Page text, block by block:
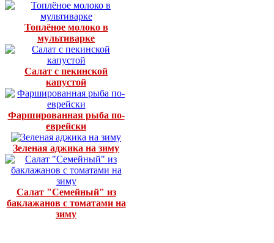
Топлёное молоко в
мультиварке
Салат с пекинской
капустой
Фаршированная рыба по-
еврейски
Зеленая аджика на зиму
Салат "Семейный" из
баклажанов с томатами на
зиму